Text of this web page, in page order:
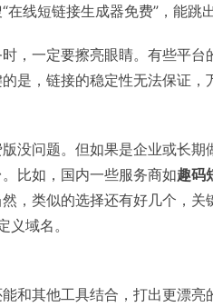
线短链接生成器免费”，能跳
，一定要擦亮眼睛。有些平台
是，链接的稳定性无法保证
没问题。但如果是企业或长
比如，国内一些服务商如趣码
，类似的选择还有好几个，
域名。
和其他工具结合，打出更漂亮的